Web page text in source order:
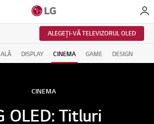
My
ALEGEȚI-VĂ TELEVIZORUL OLED
DISPLAY CINEMA GAME DESIGN
CINEMA
OLED: Titluri